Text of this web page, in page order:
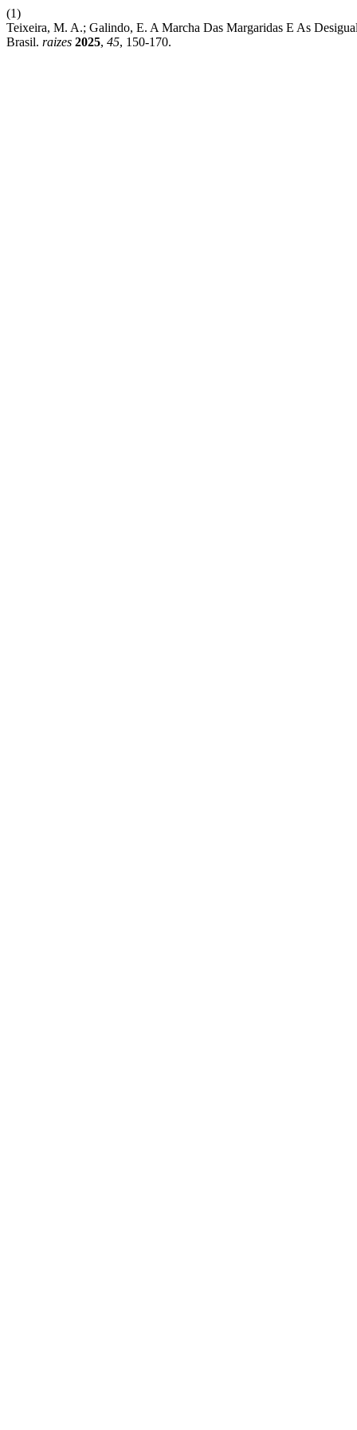
(1)
Teixeira, M. A.; Galindo, E. A Marcha Das Margaridas E As
Brasil. raizes 2025, 45, 150-170.